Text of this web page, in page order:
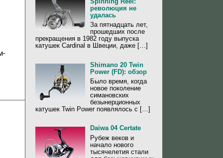
революция не
удалась
За пятнадцать лет,
прошедших после
прекращения в 1982 году выпуска
катушек Cardinal в Швеции, даже […]
Shimano 20 Twin
Power (FD): обзор
Было время, когда
новое поколение
симановских
безынерционных
катушек Twin Power появлялось с […]
Daiwa 04 Certate
Рубеж веков и
начало нового
тысячелетия стали